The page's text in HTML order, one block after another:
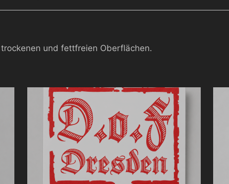
und fettfreien Oberflächen.